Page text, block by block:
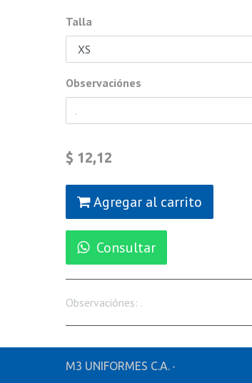
Talla
Observaciónes
$ 12,12
Agregar al carrito
Consultar
Observaciónes: .
M3 UNIFORMES C.A. -